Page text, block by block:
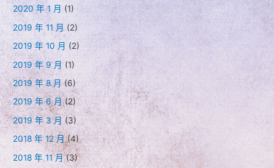
2020 年 1 月 (1)
2019 年 11 月 (2)
2019 年 10 月 (2)
2019 年 9 月(1)
2019 年 8 月(6)
2019 年 6 月(2)
2019 年 3 月(3)
2018 年 12 月(4)
2018 年 11 月(3)